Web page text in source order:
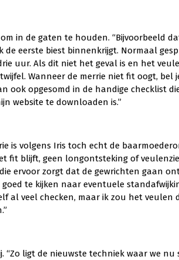
in de gaten te houden. “Bijvoorbeeld
eerste biest binnenkrijgt. Normaal
uur. Als dit niet het geval is en het
Wanneer de merrie niet fit oogt, bel
ook opgesomd in de handige checklist
website te downloaden is.”
is volgens Iris toch echt de
fit blijft, geen longontsteking of
ervoor zorgt dat de gewrichten gaan
te kijken naar eventuele
al veel checken, maar ik zou het veulen
ligt de nieuwste techniek waar we nu